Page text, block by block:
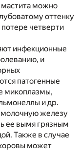
мастита можно
оттенку
потере четверти
инфекционные
и
патогенные
микоплазмы,
и др.
молочную железу
ее вымя грязным
Также в случае
может